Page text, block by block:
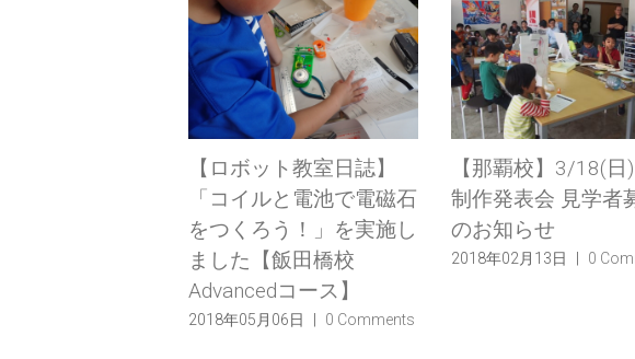
【ロボット教室日誌】
「コイルと電池で電磁石
をつくろう！」を実施し
ました【飯田橋校
Advancedコース】
2018年05月06日 | 0 Comments
【那覇校】3/18(日) 修了
制作発表会 見学者募集
のお知らせ
2018年02月13日 | 0 Comments